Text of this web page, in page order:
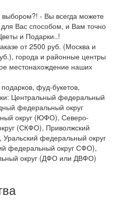
- Вы всегда можете
Вас способом, и Вам точно
и Подарки..!
от 2500 руб. (Москва и
города и районные центры
местонахождение наших
фуд-букетов,
Центральный федеральный
федеральный округ
округ (ЮФО), Северо-
(СКФО), Приволжский
федеральный округ
федеральный округ СФО),
округ (ДФО или ДВФО)